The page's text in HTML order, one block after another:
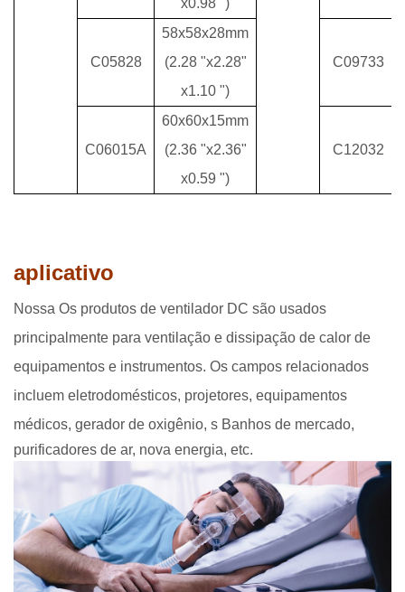
C05828
58x58x28mm
(2.28 "x2.28"
x1.10 ")
C09733
C06015A
60x60x15mm
(2.36 "x2.36"
x0.59 ")
C12032
aplicativo
Nossa Os produtos de ventilador DC são usados ​​
principalmente para ventilação e dissipação de calor de
equipamentos e instrumentos. Os campos relacionados
incluem eletrodomésticos, projetores, equipamentos
médicos, gerador de oxigênio, s Banhos de mercado,
purificadores de ar, nova energia, etc.